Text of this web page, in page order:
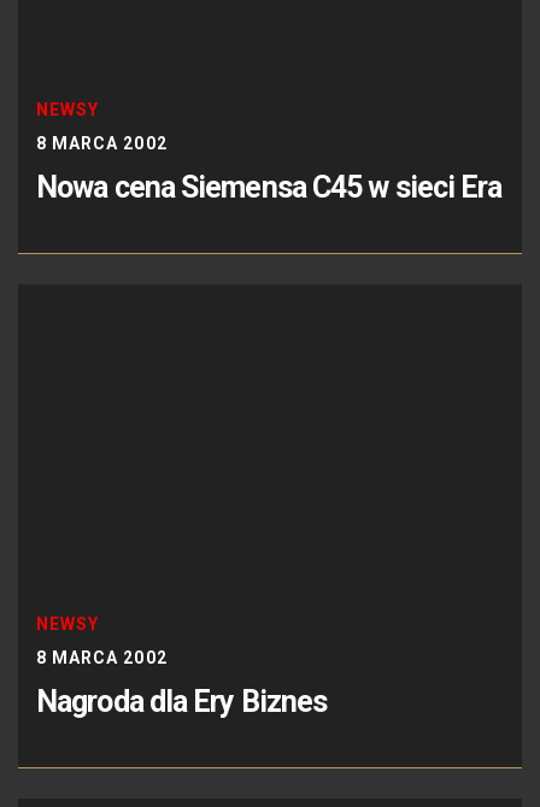
NEWSY
8 MARCA 2002
Nowa cena Siemensa C45 w sieci Era
NEWSY
8 MARCA 2002
Nagroda dla Ery Biznes